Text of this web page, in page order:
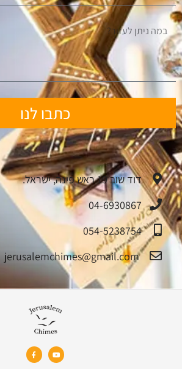
כתבו לנו
דוד שוב 19 ראש פינה, ישראל.
04-6930867
054-5238754
jerusalemchimes@gmail.com‏